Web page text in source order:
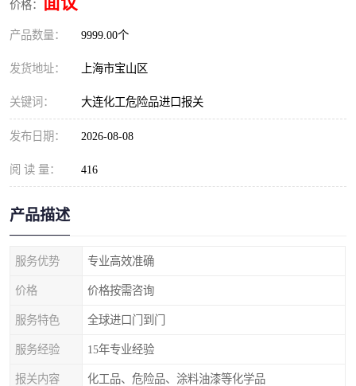
价格：
产品数量： 9999.00个
发货地址： 上海市宝山区
关键词： 大连化工危险品进口报关
发布日期： 2026-08-08
阅 读 量： 416
产品描述
服务优势 专业高效准确
价格 价格按需咨询
服务特色 全球进口门到门
服务经验 15年专业经验
报关内容 化工品、危险品、涂料油漆等化学品